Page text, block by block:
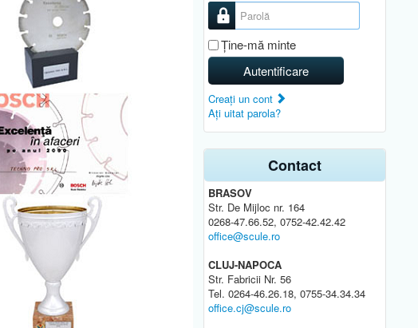
Parolă
Ţine-mă minte
Autentificare
Creaţi un cont
Aţi uitat parola?
Contact
BRASOV
Str. De Mijloc nr. 164
0268-47.66.52, 0752-42.42.42
office@scule.ro
CLUJ-NAPOCA
Str. Fabricii Nr. 56
Tel. 0264-46.26.18, 0755-34.34.34
office.cj@scule.ro